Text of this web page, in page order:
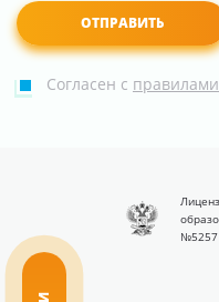
Согласен с
№5257